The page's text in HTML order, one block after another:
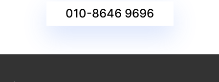
010-8646 9696